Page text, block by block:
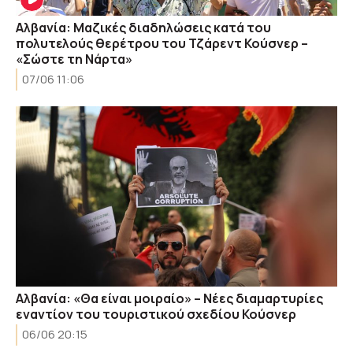
Αλβανία: Μαζικές διαδηλώσεις κατά του
πολυτελούς θερέτρου του Τζάρεντ Κούσνερ –
«Σώστε τη Νάρτα»
07/06 11:06
Αλβανία: «Θα είναι μοιραίο» – Νέες διαμαρτυρίες
εναντίον του τουριστικού σχεδίου Κούσνερ
06/06 20:15